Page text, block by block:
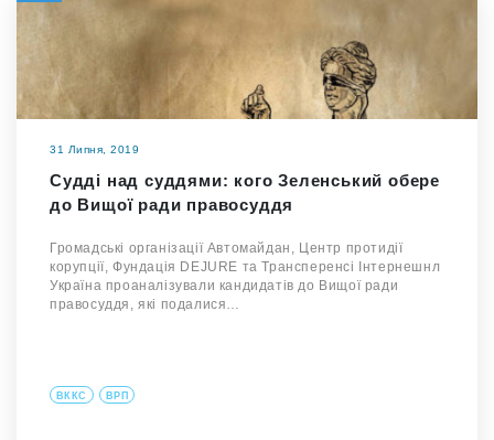
31 Липня, 2019
Судді над суддями: кого Зеленський обере
до Вищої ради правосуддя
Громадські організації Автомайдан, Центр протидії
корупції, Фундація DEJURE та Трансперенсі Інтернешнл
Україна проаналізували кандидатів до Вищої ради
правосуддя, які подалися…
ВККС ВРП